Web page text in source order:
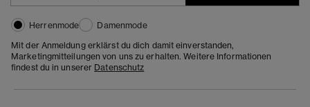
Herrenmode
Damenmode
Mit der Anmeldung erklärst du dich damit einverstanden,
Marketingmitteilungen von uns zu erhalten. Weitere Informationen
findest du in unserer Datenschutz